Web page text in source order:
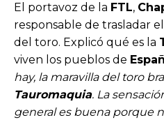
El portavoz de la FTL,
responsable de trasladar
del toro. Explicó qué es la
viven los pueblos de
hay, la maravilla del toro
Tauromaquia. La
general es buena porque